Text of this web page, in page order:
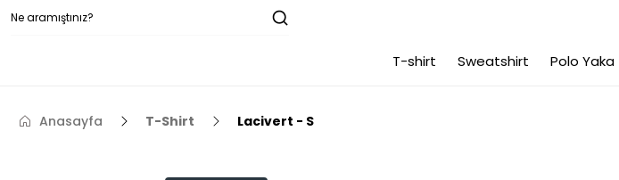
T-shirt Sweatshirt Polo Yaka
Anasayfa T-Shirt Lacivert - S